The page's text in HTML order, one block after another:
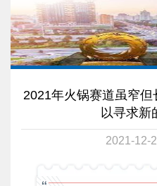
2021年火锅赛道虽窄
以寻求新
2021-12-